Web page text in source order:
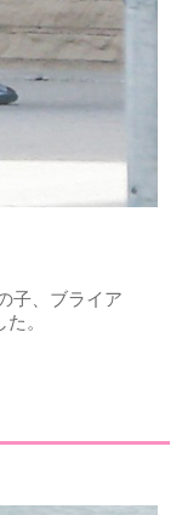
子、ブライア
。